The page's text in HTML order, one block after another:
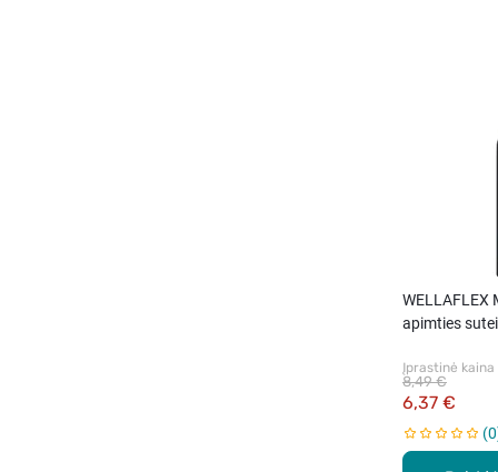
WELLAFLEX
apimties
Įprastinė kaina
6,37 €
8,49 €
0